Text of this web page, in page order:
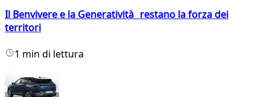
Il Benvivere e la Generatività restano la forza dei
territori
1 min di lettura